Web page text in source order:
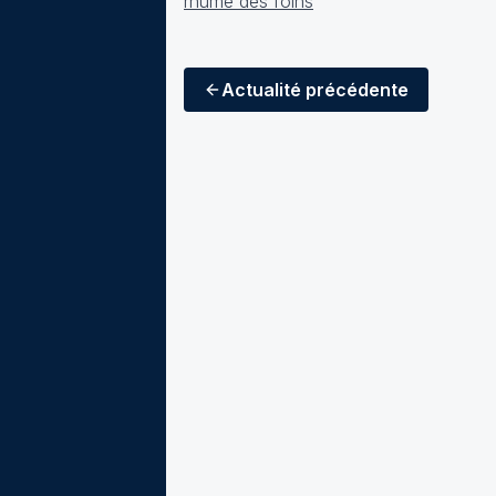
Actualité précédente